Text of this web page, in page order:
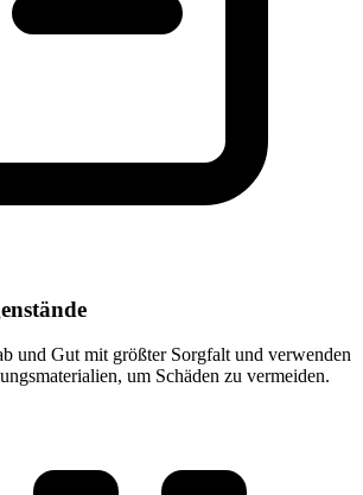
und Gut mit größter Sorgfalt und verwenden
um Schäden zu vermeiden.